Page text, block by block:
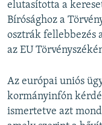
elutasította a
Bírósághoz a
osztrák fellebbezés
az EU
Az európai uniós
kormányinfón
ismertetve azt